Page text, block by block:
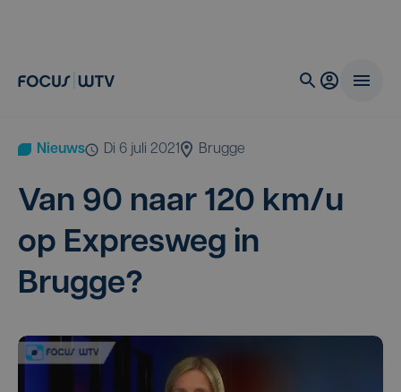
Nieuws di 6 juli 2021 Brugge
Van 90 naar 120 km/​u
op Expres­weg in
Brugge?